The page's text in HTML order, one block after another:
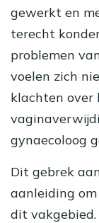
gewerkt en
terecht
problemen
voelen zich
klachten over
gynaecoloog
Dit gebrek
aanleiding
dit vakgebied.